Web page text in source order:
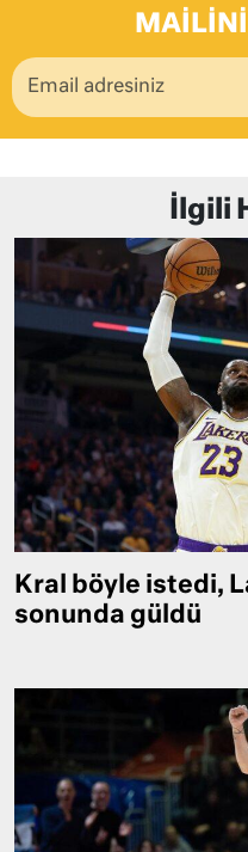
İlgili
Kral böyle istedi,
sonunda güldü